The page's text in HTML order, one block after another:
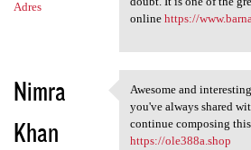
Adres
online https://
Nimra
Khan
Awesome and
Awesome and
you've always shared
continue composing
https://ole388a.shop